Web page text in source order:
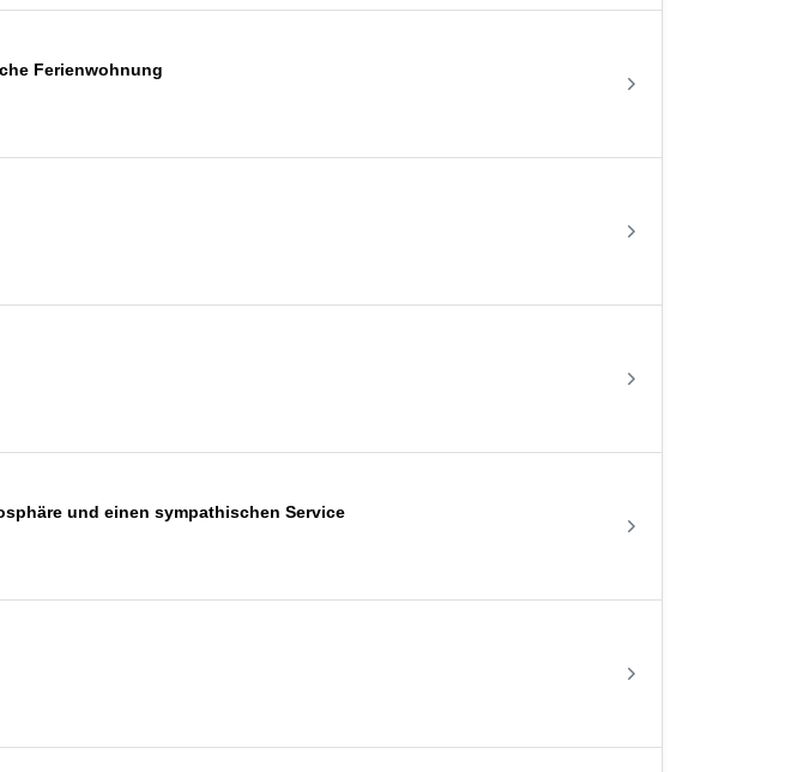
Ferienwohnung
und einen sympathischen Service